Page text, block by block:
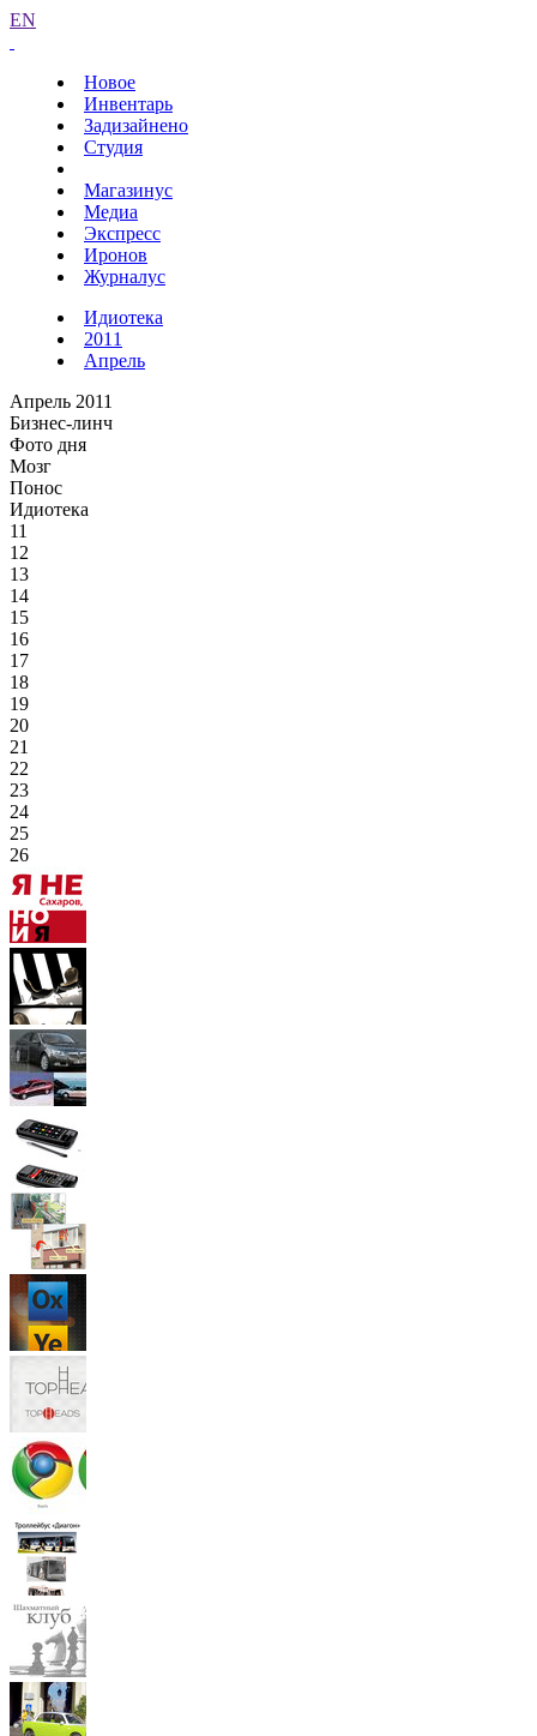
EN
Новое
Инвентарь
Задизайнено
Студия
Магазинус
Медиа
Экспресс
Иронов
Журналус
Идиотека
2011
Апрель
Апрель 2011
Бизнес-линч
Фото дня
Мозг
Понос
Идиотека
11
12
13
14
15
16
17
18
19
20
21
22
23
24
25
26